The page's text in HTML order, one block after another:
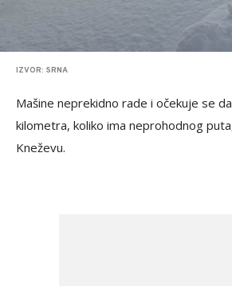
IZVOR: SRNA
Mašine neprekidno rade i očekuje se
kilometra, koliko ima neprohodnog
Kneževu.